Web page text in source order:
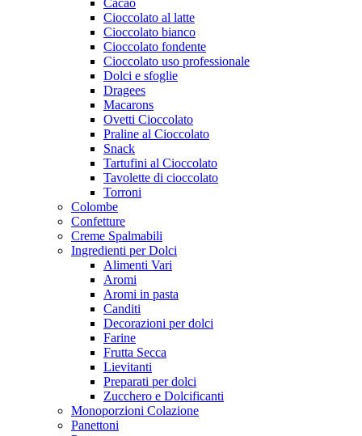
Cacao
Cioccolato al latte
Cioccolato bianco
Cioccolato fondente
Cioccolato uso professionale
Dolci e sfoglie
Dragees
Macarons
Ovetti Cioccolato
Praline al Cioccolato
Snack
Tartufini al Cioccolato
Tavolette di cioccolato
Torroni
Colombe
Confetture
Creme Spalmabili
Ingredienti per Dolci
Alimenti Vari
Aromi
Aromi in pasta
Canditi
Decorazioni per dolci
Farine
Frutta Secca
Lievitanti
Preparati per dolci
Zucchero e Dolcificanti
Monoporzioni Colazione
Panettoni